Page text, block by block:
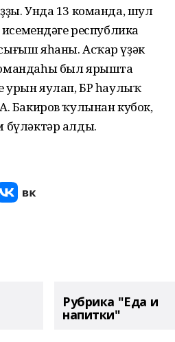
Унда 13 команда, шул
республика
яһаны. Асҡар үҙәк
был ярышта
урын яулап, БР һаулыҡ
Бакиров ҡулынан кубок,
бүләктәр алды.
Рубрика "Еда и
напитки"